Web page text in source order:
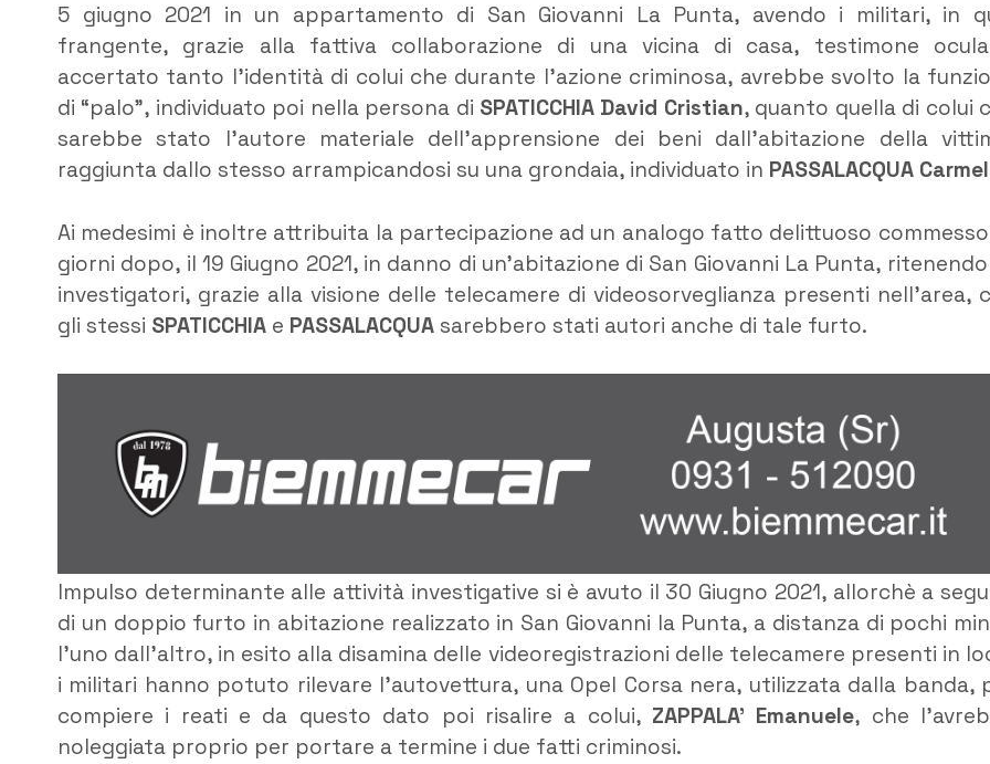
5 giugno 2021 in un appartamento di San Giovanni La Punta, avendo i militari, in
frangente, grazie alla fattiva collaborazione di una vicina di casa, testimone
accertato tanto l’identità di colui che durante l’azione criminosa, avrebbe svolto la
di “palo”, individuato poi nella persona di SPATICCHIA David Cristian, quanto quella di colui
sarebbe stato l’autore materiale dell’apprensione dei beni dall’abitazione della
raggiunta dallo stesso arrampicandosi su una grondaia, individuato in PASSALACQUA
Ai medesimi è inoltre attribuita la partecipazione ad un analogo fatto delittuoso commesso
giorni dopo, il 19 Giugno 2021, in danno di un’abitazione di San Giovanni La Punta,
investigatori, grazie alla visione delle telecamere di videosorveglianza presenti nell’area,
gli stessi SPATICCHIA e PASSALACQUA sarebbero stati autori anche di tale furto.
Impulso determinante alle attività investigative si è avuto il 30 Giugno 2021, allorchè a
di un doppio furto in abitazione realizzato in San Giovanni la Punta, a distanza di pochi
l’uno dall’altro, in esito alla disamina delle videoregistrazioni delle telecamere presenti in
i militari hanno potuto rilevare l’autovettura, una Opel Corsa nera, utilizzata dalla banda,
compiere i reati e da questo dato poi risalire a colui, ZAPPALA’ Emanuele, che
noleggiata proprio per portare a termine i due fatti criminosi.